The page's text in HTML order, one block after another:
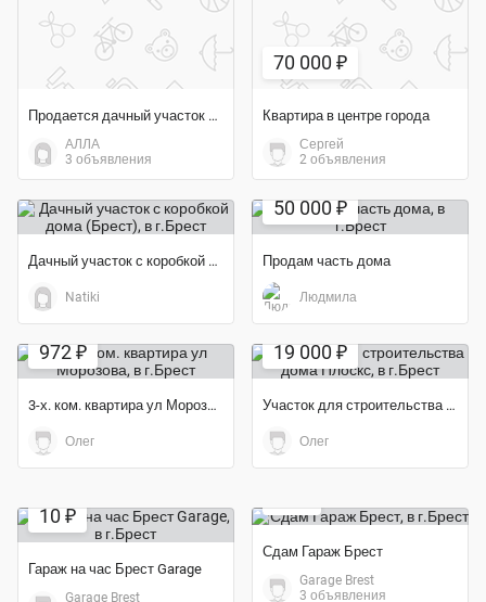
Продается дачный участок 5 соток
АЛЛА
3 объявления
70 000 ₽
Квартира в центре города
Сергей
2 объявления
Дачный участок с коробкой дома (Брест)
Natiki
50 000 ₽
Продам часть дома
Людмила
972 ₽
3-х. ком. квартира ул Морозова
Олег
19 000 ₽
Участок для строительства дома Плоскс
Олег
10 ₽
Гараж на час Брест Garage
Garage Brest
Сдам Гараж Брест
Garage Brest
3 объявления